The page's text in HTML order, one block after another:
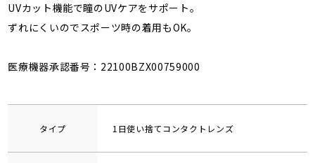
UVカット機能で瞳のUVケアをサポート。
ずれにくいのでスポーツ時の着用もOK。
医療機器承認番号：22100BZX00759000
タイプ 1日使い捨てコンタクトレンズ